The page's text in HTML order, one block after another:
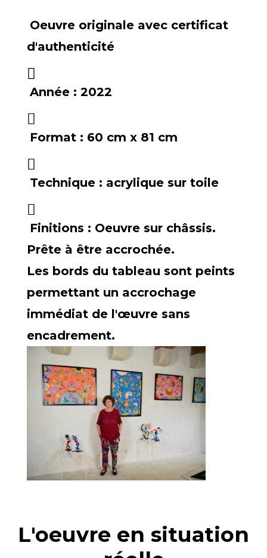
Oeuvre originale avec certificat
d'authenticité
Année : 2022
Format : 60 cm x 81 cm
Technique : acrylique sur toile
Finitions : Oeuvre sur châssis.
Prête à être accrochée.
Les bords du tableau sont peints
permettant un accrochage
immédiat de l'œuvre sans
encadrement.
L'oeuvre en situation